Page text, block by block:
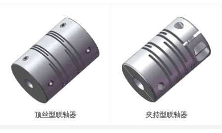
顶丝型联轴器 夹持型联轴器